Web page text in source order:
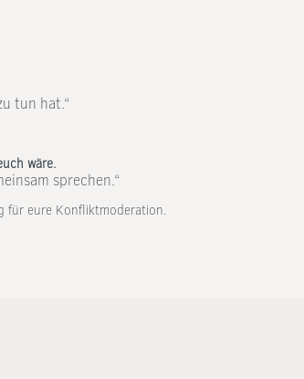
tun hat.“
wäre.
sprechen.“
für eure Konfliktmoderation.